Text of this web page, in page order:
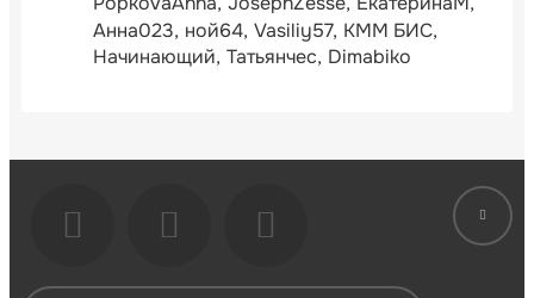
Анна023 ной64 Vasiliy57 КММ БИС
Начинающий Татьянчес Dimabiko